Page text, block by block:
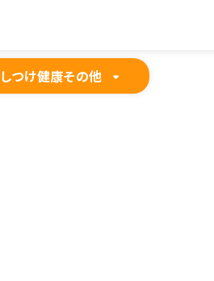
しつけ健康その他